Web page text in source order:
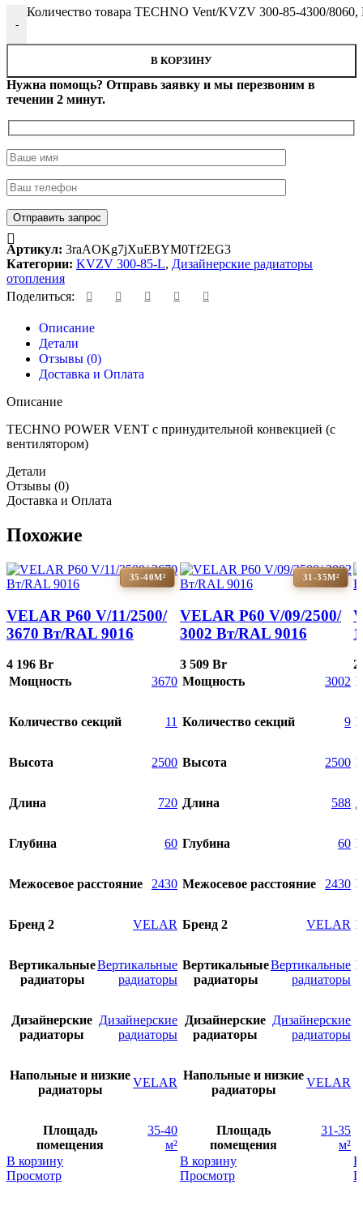
-
Количество товара TECHNO Vent/KVZV 300-85-4300/8060,
В КОРЗИНУ
Нужна помощь? Отправь заявку и мы перезвоним в
течении 2 минут.
Артикул: 3raAOKg7jXuEBYM0Tf2EG3
Категории: KVZV 300-85-L, Дизайнерские радиаторы
отопления
Поделиться:
Описание
Детали
Отзывы (0)
Доставка и Оплата
Описание
TECHNO POWER VENT с принудительной конвекцией (c
вентилятором)
Детали
Отзывы (0)
Доставка и Оплата
Похожие
35-40М²
VELAR P60 V/11/2500/
3670 Bт/RAL 9016
4 196 Br
Мощность
3670
Количество секций 11
Высота 2500
Длина 720
Глубина 60
Межосевое расстояние 2430
Бренд 2 VELAR
Вертикальные
радиаторы
Вертикальные
радиаторы
Дизайнерские
радиаторы
Дизайнерские
радиаторы
Напольные и низкие
радиаторы
VELAR
Площадь
помещения
35-40
м²
В корзину
Просмотр
31-35М²
VELAR P60 V/09/2500/
3002 Bт/RAL 9016
3 509 Br
Мощность
3002
Количество секций 9
Высота 2500
Длина 588
Глубина 60
Межосевое расстояние 2430
Бренд 2 VELAR
Вертикальные
радиаторы
Вертикальные
радиаторы
Дизайнерские
радиаторы
Дизайнерские
радиаторы
Напольные и низкие
радиаторы
VELAR
Площадь
помещения
31-35
м²
В корзину
Просмотр
2
В